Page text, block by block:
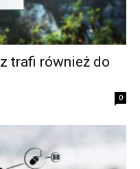
trafi również do
0